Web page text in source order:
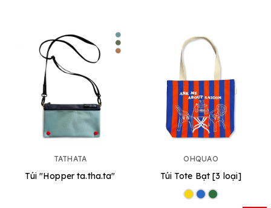
TATHATA
Túi "Hopper ta.tha.ta"
OHQUAO
Túi Tote Bạt [3 loại]